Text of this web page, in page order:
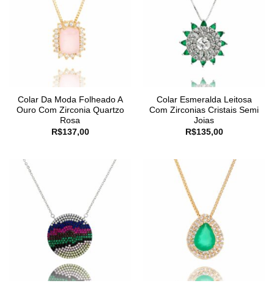
Colar Da Moda Folheado A
Ouro Com Zirconia Quartzo
Rosa
R$137,00
Colar Esmeralda Leitosa
Com Zirconias Cristais Semi
Joias
R$135,00